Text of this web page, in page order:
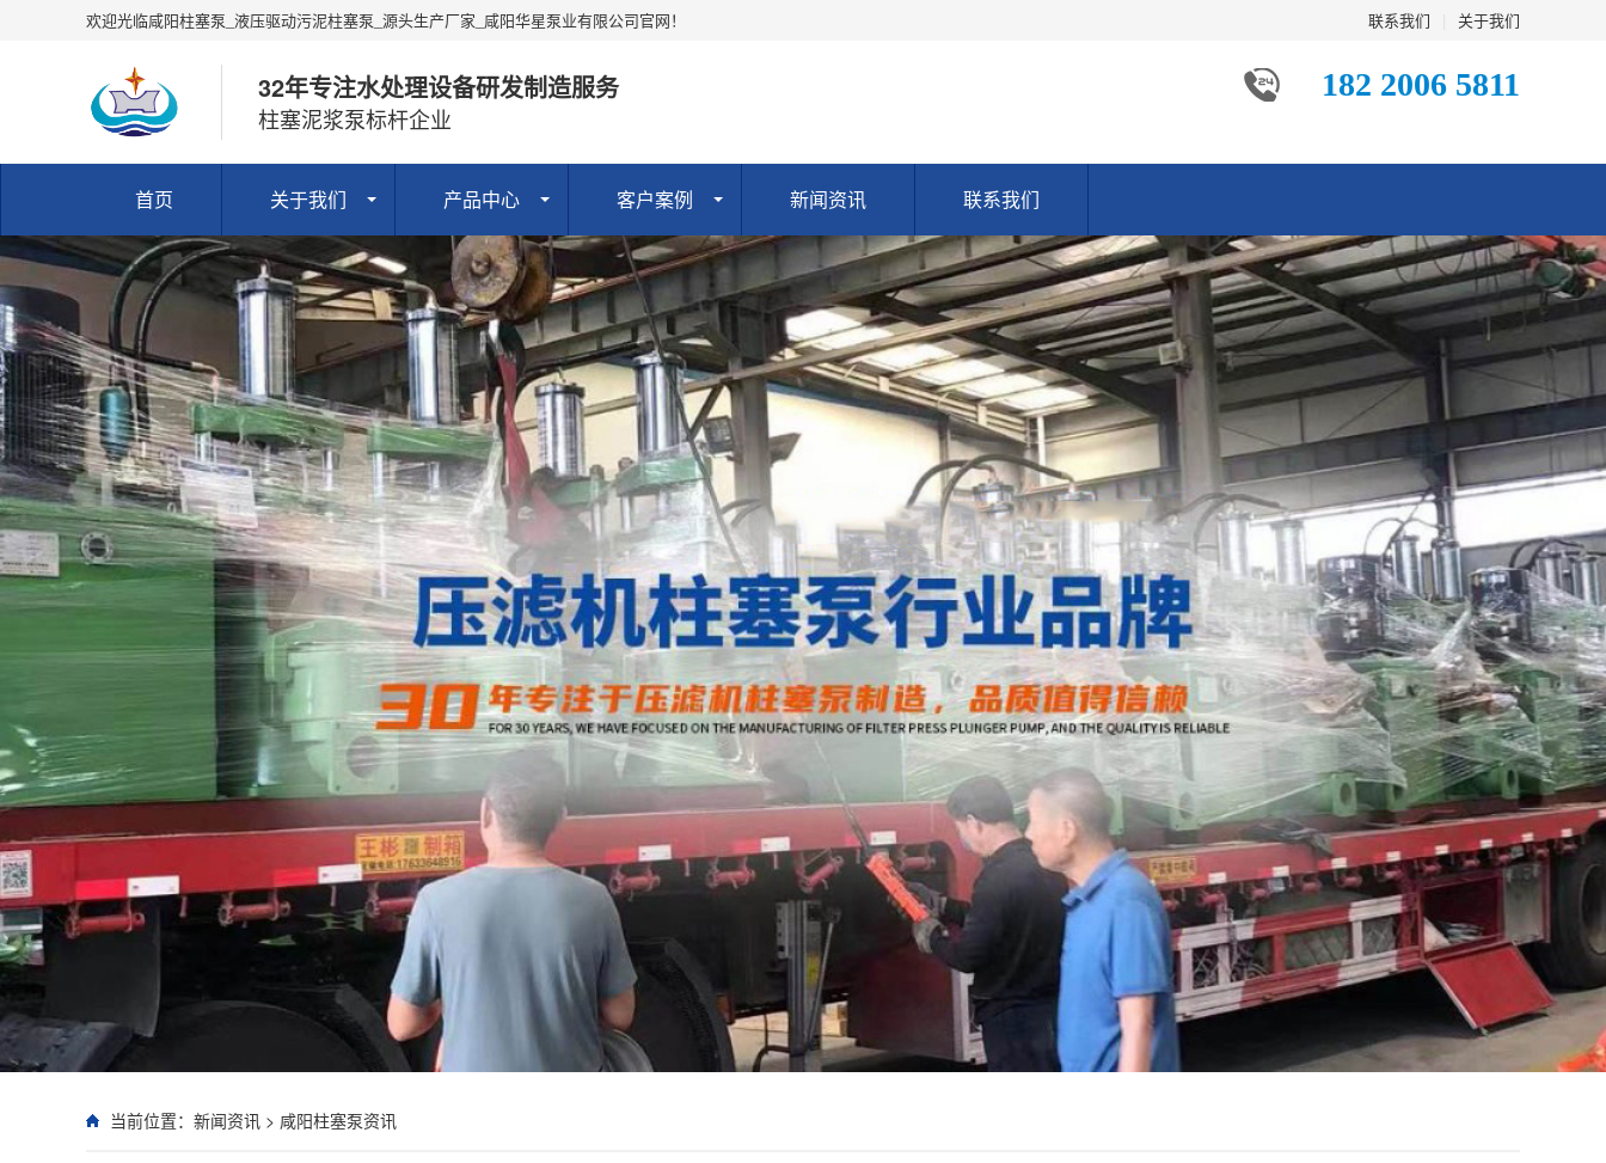
联系我们 关于我们
欢迎光临咸阳柱塞泵_液压驱动污泥柱塞泵_源头生产厂家_咸阳华星泵业有限公司官网！
32年专注水处理设备研发制造服务
柱塞泥浆泵标杆企业
182 2006 5811
首页 关于我们 产品中心 客户案例 新闻资讯 联系我们
当前位置： 新闻资讯 > 咸阳柱塞泵资讯